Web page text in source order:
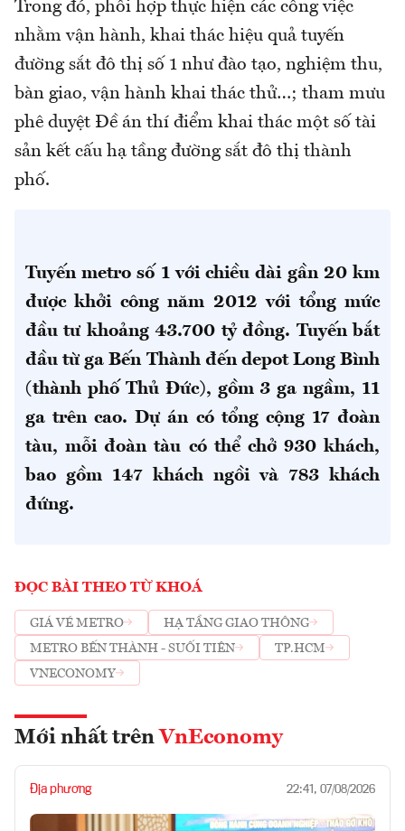
Trong đó, phối hợp thực hiện các công việc
nhằm vận hành, khai thác hiệu quả tuyến
đường sắt đô thị số 1 như đào tạo, nghiệm thu,
bàn giao, vận hành khai thác thử…; tham mưu
phê duyệt Đề án thí điểm khai thác một số tài
sản kết cấu hạ tầng đường sắt đô thị thành
phố.
Tuyến metro số 1 với chiều dài gần 20 km
được khởi công năm 2012 với tổng mức
đầu tư khoảng 43.700 tỷ đồng. Tuyến bắt
đầu từ ga Bến Thành đến depot Long Bình
(thành phố Thủ Đức), gồm 3 ga ngầm, 11
ga trên cao. Dự án có tổng cộng 17 đoàn
tàu, mỗi đoàn tàu có thể chở 930 khách,
bao gồm 147 khách ngồi và 783 khách
đứng.
ĐỌC BÀI THEO TỪ KHOÁ
GIÁ VÉ METRO
HẠ TẦNG GIAO THÔNG
METRO BẾN THÀNH - SUỐI TIÊN
TP.HCM
VNECONOMY
Mới nhất trên VnEconomy
Địa phương 22:41, 07/08/2026